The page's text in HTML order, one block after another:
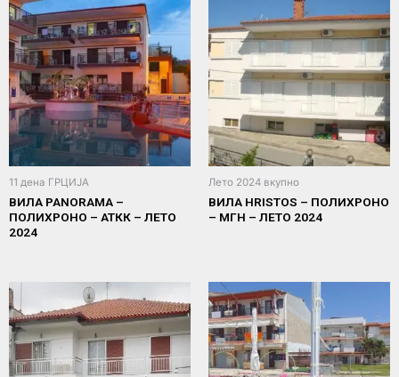
11 дена ГРЦИЈА
ВИЛА PANORAMA –
ПОЛИХРОНО – АТКК – ЛЕТО
2024
Лето 2024 вкупно
ВИЛА HRISTOS – ПОЛИХРОНО
– МГН – ЛЕТО 2024